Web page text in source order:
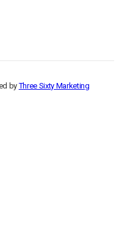
byThree Sixty Marketing